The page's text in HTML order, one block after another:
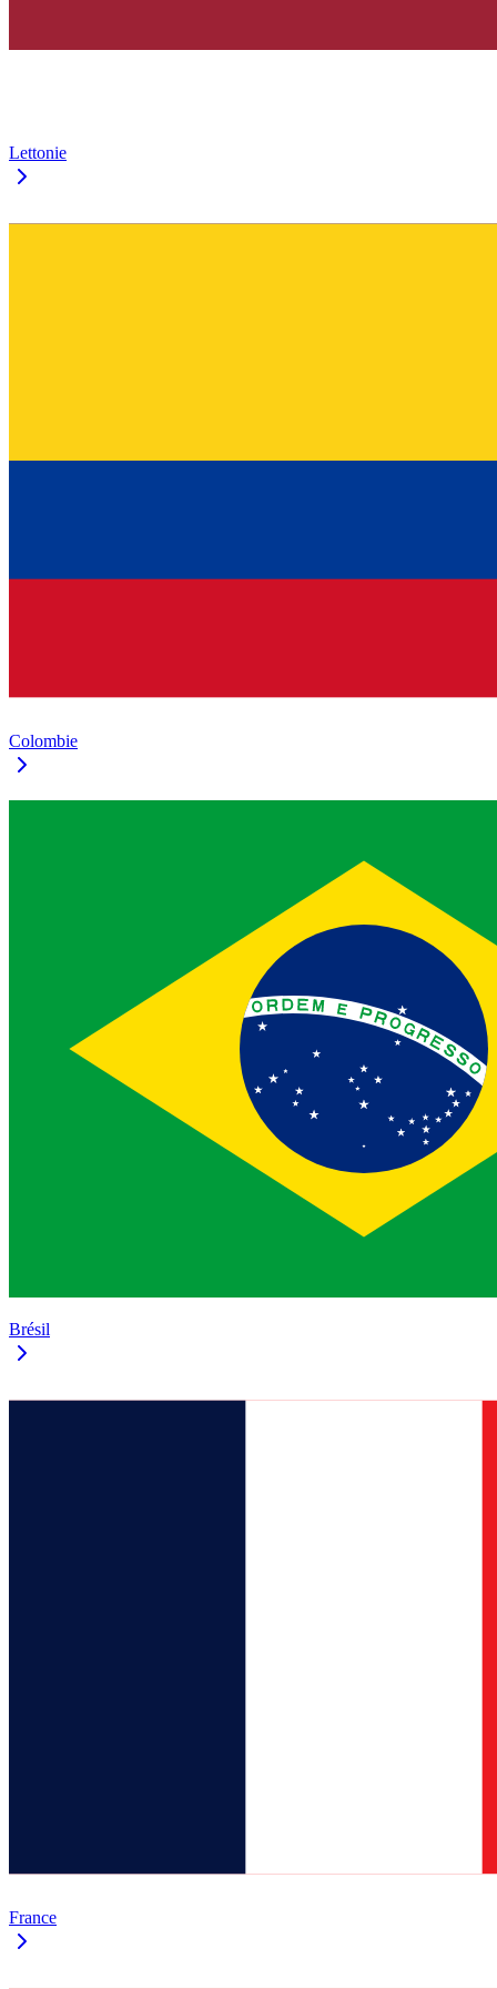
Lettonie
Colombie
Brésil
France